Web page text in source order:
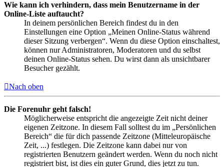
Wie kann ich verhindern, dass mein Benutzername in der
Online-Liste auftaucht?
In deinem persönlichen Bereich findest du in den
Einstellungen eine Option „Meinen Online-Status während
dieser Sitzung verbergen“. Wenn du diese Option einschaltest,
können nur Administratoren, Moderatoren und du selbst
deinen Online-Status sehen. Du wirst dann als unsichtbarer
Besucher gezählt.
Nach oben
Die Forenuhr geht falsch!
Möglicherweise entspricht die angezeigte Zeit nicht deiner
eigenen Zeitzone. In diesem Fall solltest du im „Persönlichen
Bereich“ die für dich passende Zeitzone (Mitteleuropäische
Zeit, ...) festlegen. Die Zeitzone kann dabei nur von
registrierten Benutzern geändert werden. Wenn du noch nicht
registriert bist, ist dies ein guter Grund, dies jetzt zu tun.